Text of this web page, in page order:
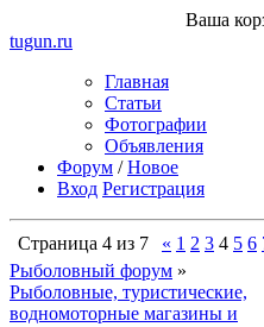
Ваша
tugun.ru
Главная
Статьи
Фотографии
Объявления
Форум /Новое
Вход Регистрация
Страница 4 из 7 « 1 2 3 4 5 6
Рыболовный форум »
Рыболовные, туристические,
водномоторные магазины и